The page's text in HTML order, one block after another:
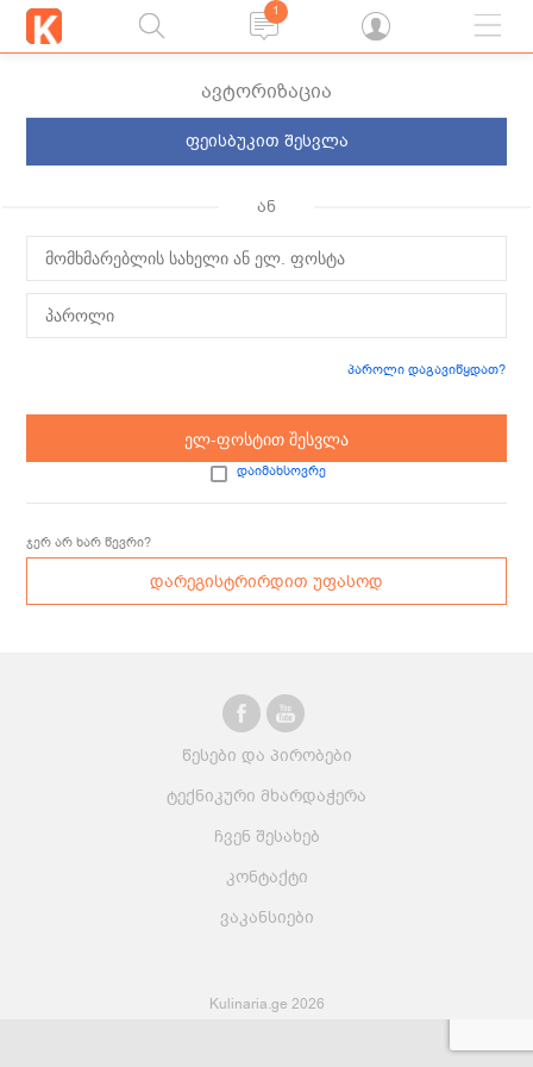
1
ავტორიზაცია
ფეისბუკით შესვლა
ან
პაროლი დაგავიწყდათ?
ელ-ფოსტით შესვლა
დაიმახსოვრე
ჯერ არ ხარ წევრი?
დარეგისტრირდით უფასოდ
ჩვენ შესახებ
კონტაქტი
ვაკანსიები
წესები და პირობები
ტექნიკური მხარდაჭერა
Kulinaria.ge 2026